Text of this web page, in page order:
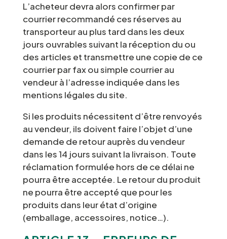
L’acheteur devra alors confirmer par
courrier recommandé ces réserves au
transporteur au plus tard dans les deux
jours ouvrables suivant la réception du ou
des articles et transmettre une copie de ce
courrier par fax ou simple courrier au
vendeur à l’adresse indiquée dans les
mentions légales du site.
Si les produits nécessitent d’être renvoyés
au vendeur, ils doivent faire l’objet d’une
demande de retour auprès du vendeur
dans les 14 jours suivant la livraison. Toute
réclamation formulée hors de ce délai ne
pourra être acceptée. Le retour du produit
ne pourra être accepté que pour les
produits dans leur état d’origine
(emballage, accessoires, notice…).